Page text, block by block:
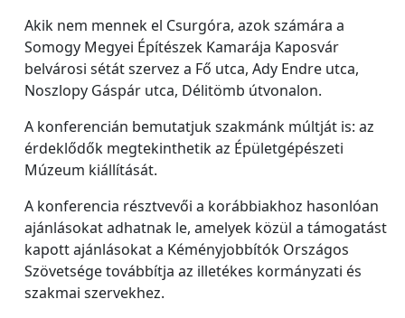
Akik nem mennek el Csurgóra, azok számára a
Somogy Megyei Építészek Kamarája Kaposvár
belvárosi sétát szervez a Fő utca, Ady Endre utca,
Noszlopy Gáspár utca, Délitömb útvonalon.
A konferencián bemutatjuk szakmánk múltját is: az
érdeklődők megtekinthetik az Épületgépészeti
Múzeum kiállítását.
A konferencia résztvevői a korábbiakhoz hasonlóan
ajánlásokat adhatnak le, amelyek közül a támogatást
kapott ajánlásokat a Kéményjobbítók Országos
Szövetsége továbbítja az illetékes kormányzati és
szakmai szervekhez.